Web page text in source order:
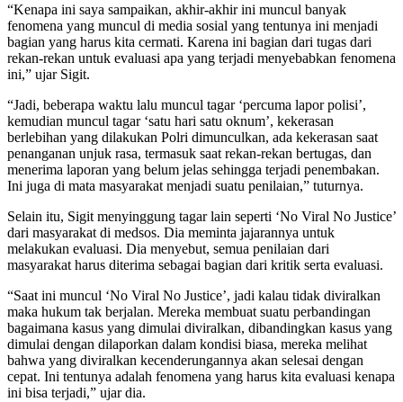
“Kenapa ini saya sampaikan, akhir-akhir ini muncul banyak
fenomena yang muncul di media sosial yang tentunya ini menjadi
bagian yang harus kita cermati. Karena ini bagian dari tugas dari
rekan-rekan untuk evaluasi apa yang terjadi menyebabkan fenomena
ini,” ujar Sigit.
“Jadi, beberapa waktu lalu muncul tagar ‘percuma lapor polisi’,
kemudian muncul tagar ‘satu hari satu oknum’, kekerasan
berlebihan yang dilakukan Polri dimunculkan, ada kekerasan saat
penanganan unjuk rasa, termasuk saat rekan-rekan bertugas, dan
menerima laporan yang belum jelas sehingga terjadi penembakan.
Ini juga di mata masyarakat menjadi suatu penilaian,” tuturnya.
Selain itu, Sigit menyinggung tagar lain seperti ‘No Viral No Justice’
dari masyarakat di medsos. Dia meminta jajarannya untuk
melakukan evaluasi. Dia menyebut, semua penilaian dari
masyarakat harus diterima sebagai bagian dari kritik serta evaluasi.
“Saat ini muncul ‘No Viral No Justice’, jadi kalau tidak diviralkan
maka hukum tak berjalan. Mereka membuat suatu perbandingan
bagaimana kasus yang dimulai diviralkan, dibandingkan kasus yang
dimulai dengan dilaporkan dalam kondisi biasa, mereka melihat
bahwa yang diviralkan kecenderungannya akan selesai dengan
cepat. Ini tentunya adalah fenomena yang harus kita evaluasi kenapa
ini bisa terjadi,” ujar dia.